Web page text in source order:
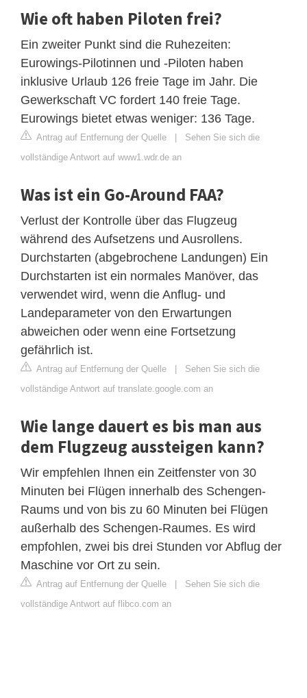
Wie oft haben Piloten frei?
Ein zweiter Punkt sind die Ruhezeiten:
Eurowings-Pilotinnen und -Piloten haben
inklusive Urlaub 126 freie Tage im Jahr. Die
Gewerkschaft VC fordert 140 freie Tage.
Eurowings bietet etwas weniger: 136 Tage.
Antrag auf Entfernung der Quelle | Sehen Sie sich die
vollständige Antwort auf www1.wdr.de an
Was ist ein Go-Around FAA?
Verlust der Kontrolle über das Flugzeug
während des Aufsetzens und Ausrollens.
Durchstarten (abgebrochene Landungen) Ein
Durchstarten ist ein normales Manöver, das
verwendet wird, wenn die Anflug- und
Landeparameter von den Erwartungen
abweichen oder wenn eine Fortsetzung
gefährlich ist.
Antrag auf Entfernung der Quelle | Sehen Sie sich die
vollständige Antwort auf translate.google.com an
Wie lange dauert es bis man aus
dem Flugzeug aussteigen kann?
Wir empfehlen Ihnen ein Zeitfenster von 30
Minuten bei Flügen innerhalb des Schengen-
Raums und von bis zu 60 Minuten bei Flügen
außerhalb des Schengen-Raumes. Es wird
empfohlen, zwei bis drei Stunden vor Abflug der
Maschine vor Ort zu sein.
Antrag auf Entfernung der Quelle | Sehen Sie sich die
vollständige Antwort auf flibco.com an